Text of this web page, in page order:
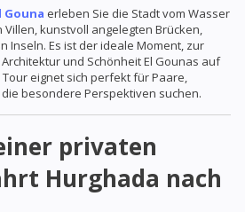
erleben Sie die Stadt vom Wasser
kunstvoll angelegten Brücken,
Inseln. Es ist der ideale Moment, zur
und Schönheit El Gounas auf
eignet sich perfekt für Paare,
besondere Perspektiven suchen.
privaten
Hurghada nach